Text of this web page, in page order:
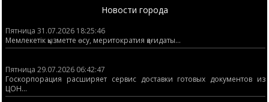
Новости города
Пятница 31.07.2026 18:25:46
Мемлекетік қызметте өсу, меритократия қағидаты...
Пятница 29.07.2026 06:42:47
Госкорпорация расширяет сервис доставки готовых документов из
ЦОН...